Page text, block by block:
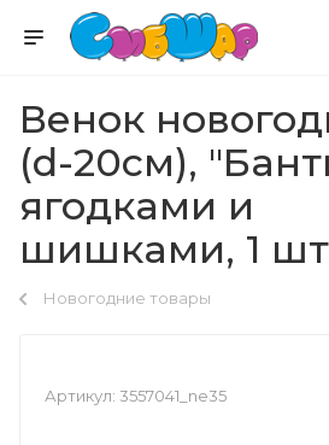
Венок
(d-20см),
ягодками и
шишками, 1
Новогодние товары
Артикул: 3557041_ne35